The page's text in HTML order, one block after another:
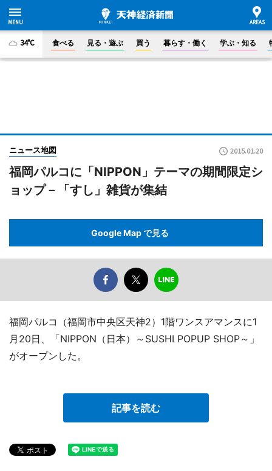
34°C 食べる 見る・遊ぶ 買う 暮らす・働く 学ぶ・知る
ニュース地図 2015.01.20
福岡パルコに「NIPPON」テーマの期間限定シ
ョップ－「すし」雑貨が集結
Google Map で見る
福岡パルコ（福岡市中央区天神2）1階ワンスアマンスに1
月20日、「NIPPON（日本）～SUSHI POPUP SHOP～」
がオープンした。
記事を読む